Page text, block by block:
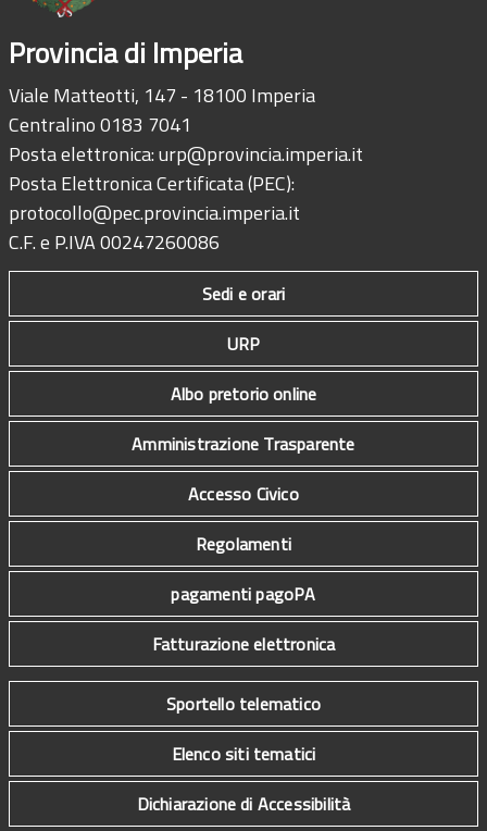
Provincia di Imperia
Viale Matteotti, 147 - 18100 Imperia
Centralino 0183 7041
Posta elettronica:urp@provincia.imperia.it
Posta Elettronica Certificata (PEC):
protocollo@pec.provincia.imperia.it
C.F. e P.IVA 00247260086
Sedi e orari
URP
Albo pretorio online
Amministrazione Trasparente
Accesso Civico
Regolamenti
pagamenti pagoPA
Fatturazione elettronica
Sportello telematico
Elenco siti tematici
Dichiarazione di Accessibilità